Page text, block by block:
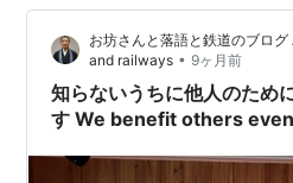
せ・もつれ』現象の関係にあ
ったその昔、実際には『問』が
自分の視界から完全にはみ出し
った・・・というべきであろう
お坊さんと落語と鉄道のブロ
and railways • 9ヶ月前
知らないうちに他人のため
す We benefit others